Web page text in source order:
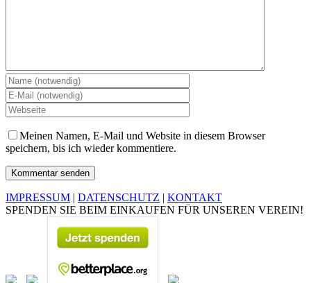
Meinen Namen, E-Mail und Website in diesem Browser
speichern, bis ich wieder kommentiere.
IMPRESSUM | DATENSCHUTZ | KONTAKT
SPENDEN SIE BEIM EINKAUFEN FÜR UNSEREN VEREIN!